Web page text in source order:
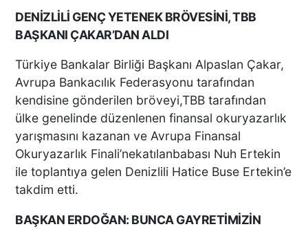
BİNALARA ZARAR VERDİ
DENİZLİ DAHİL 27 İLDE DEV
OPERASYONU: 259
ŞÜPHELİ YAKALANDI
HEM SUÇLU HEM GÜÇLÜ
SALDIRGAN
DENİZLİLİ GENÇ YETENEK BRÖVESİNİ, TBB
BAŞKANI ÇAKAR’DAN ALDI
Türkiye Bankalar Birliği Başkanı Alpaslan Çakar,
Avrupa Bankacılık Federasyonu tarafından
kendisine gönderilen bröveyi,TBB tarafından
ülke genelinde düzenlenen finansal okuryazarlık
yarışmasını kazanan ve Avrupa Finansal
Okuryazarlık Finali’nekatılanbabası Nuh Ertekin
ile toplantıya gelen Denizlili Hatice Buse Ertekin’e
takdim etti.
BAŞKAN ERDOĞAN: BUNCA GAYRETİMİZİN